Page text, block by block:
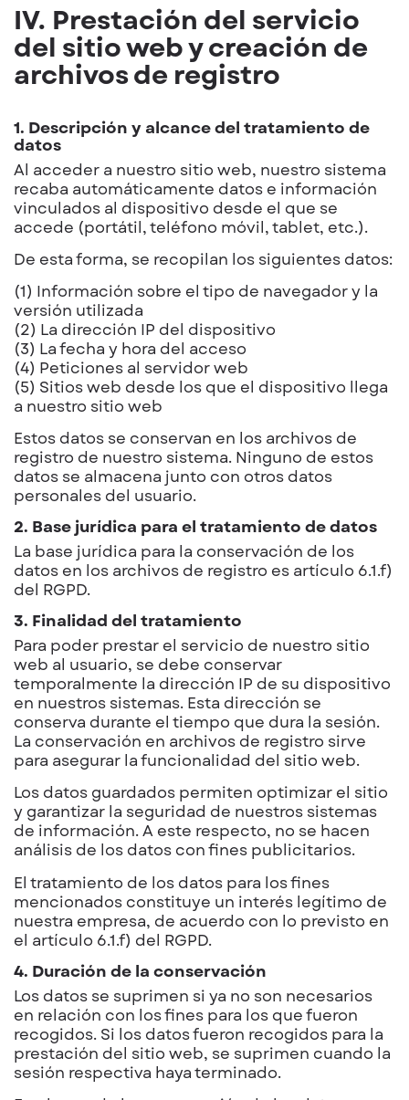
IV. Prestación del servicio
del sitio web y creación de
archivos de registro
1. Descripción y alcance del tratamiento de
datos
Al acceder a nuestro sitio web, nuestro sistema
recaba automáticamente datos e información
vinculados al dispositivo desde el que se
accede (portátil, teléfono móvil, tablet, etc.).
De esta forma, se recopilan los siguientes datos:
(1) Información sobre el tipo de navegador y la
versión utilizada
(2) La dirección IP del dispositivo
(3) La fecha y hora del acceso
(4) Peticiones al servidor web
(5) Sitios web desde los que el dispositivo llega
a nuestro sitio web
Estos datos se conservan en los archivos de
registro de nuestro sistema. Ninguno de estos
datos se almacena junto con otros datos
personales del usuario.
2. Base jurídica para el tratamiento de datos
La base jurídica para la conservación de los
datos en los archivos de registro es artículo 6.1.f)
del RGPD.
3. Finalidad del tratamiento
Para poder prestar el servicio de nuestro sitio
web al usuario, se debe conservar
temporalmente la dirección IP de su dispositivo
en nuestros sistemas. Esta dirección se
conserva durante el tiempo que dura la sesión.
La conservación en archivos de registro sirve
para asegurar la funcionalidad del sitio web.
Los datos guardados permiten optimizar el sitio
y garantizar la seguridad de nuestros sistemas
de información. A este respecto, no se hacen
análisis de los datos con fines publicitarios.
El tratamiento de los datos para los fines
mencionados constituye un interés legítimo de
nuestra empresa, de acuerdo con lo previsto en
el artículo 6.1.f) del RGPD.
4. Duración de la conservación
Los datos se suprimen si ya no son necesarios
en relación con los fines para los que fueron
recogidos. Si los datos fueron recogidos para la
prestación del sitio web, se suprimen cuando la
sesión respectiva haya terminado.